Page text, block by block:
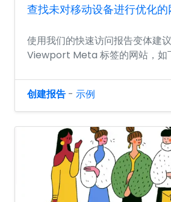
查找未对移动设备进行优化的
使用我们的快速访问报告变体建
Viewport Meta 标签的网站，如
创建报告 - 示例